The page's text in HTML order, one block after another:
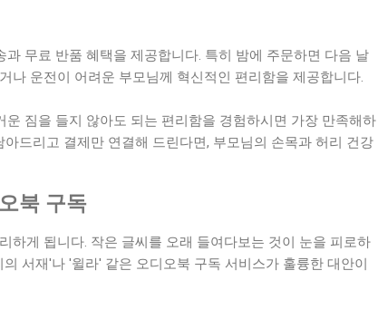
무료 반품 혜택을 제공합니다. 특히 밤에 주문하면 다음 날
나 운전이 어려운 부모님께 혁신적인 편리함을 제공합니다.
짐을 들지 않아도 되는 편리함을 경험하시면 가장 만족해하
드리고 결제만 연결해 드린다면, 부모님의 손목과 허리 건강
북 구독
하게 됩니다. 작은 글씨를 오래 들여다보는 것이 눈을 피로하
서재'나 '윌라' 같은 오디오북 구독 서비스가 훌륭한 대안이